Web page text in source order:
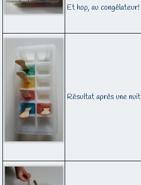
Et hop, au congélateur!
Résultat après une